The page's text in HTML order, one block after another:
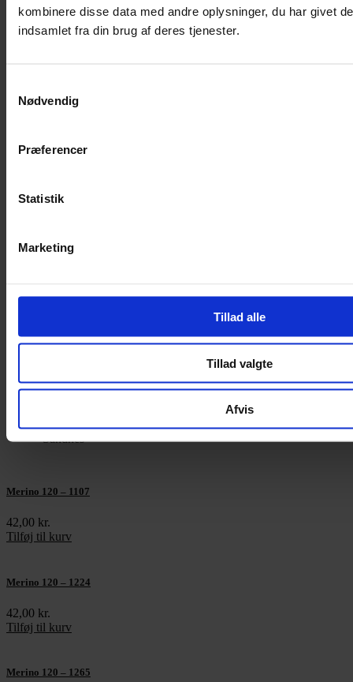
kombinere disse data med andre oplysninger, du har givet
indsamlet fra din brug af deres tjenester.
Nødvendig
Præferencer
Statistik
Marketing
Tillad alle
Tillad valgte
Afvis
Istex
Lang Yarn
Mayflower
Mondial
Sandnes
Merino 120 – 1107
42,00 kr.
Tilføj til kurv
Merino 120 – 1224
42,00 kr.
Tilføj til kurv
Merino 120 – 1265